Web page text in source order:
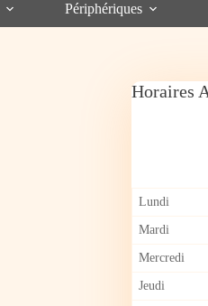
Périphériques
Horaires
Lundi
Mardi
Mercredi
Jeudi